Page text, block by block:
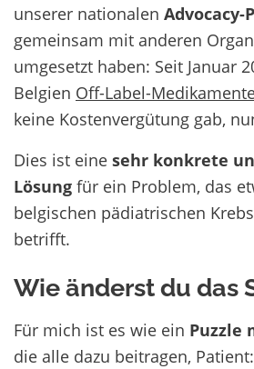
unserer nationalen Advocacy-
gemeinsam mit anderen
umgesetzt haben: Seit Januar
Belgien Off-Label-
keine Kostenvergütung gab,
Dies ist eine sehr konkrete
Lösung für ein Problem, das
belgischen pädiatrischen
betrifft.
Wie änderst du das
Für mich ist es wie ein Puzzle
die alle dazu beitragen,